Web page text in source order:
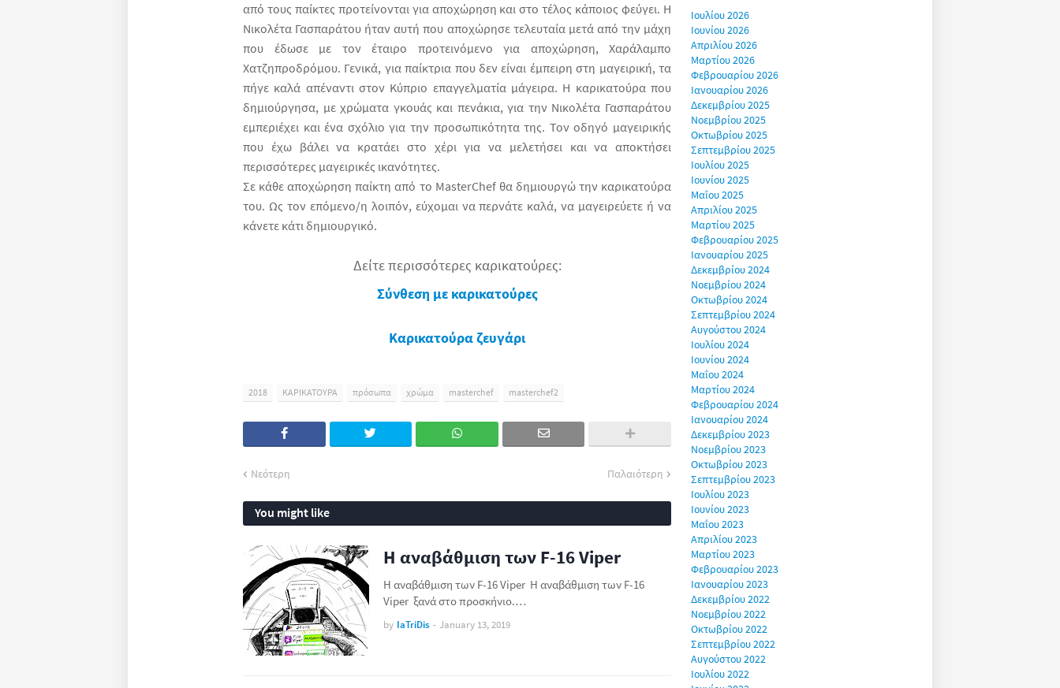
από τους παίκτες προτείνονται για αποχώρηση και στο τέλος κάποιος φεύγει. Η
Νικολέτα Γασπαράτου ήταν αυτή που αποχώρησε τελευταία μετά από την μάχη
που έδωσε με τον έταιρο προτεινόμενο για αποχώρηση, Χαράλαμπο
Χατζηπροδρόμου. Γενικά, για παίκτρια που δεν είναι έμπειρη στη μαγειρική, τα
πήγε καλά απέναντι στον Κύπριο επαγγελματία μάγειρα. Η καρικατούρα που
δημιούργησα, με χρώματα γκουάς και πενάκια, για την Νικολέτα Γασπαράτου
εμπεριέχει και ένα σχόλιο για την προσωπικότητα της. Τον οδηγό μαγειρικής
που έχω βάλει να κρατάει στο χέρι για να μελετήσει και να αποκτήσει
περισσότερες μαγειρικές ικανότητες.
Σε κάθε αποχώρηση παίκτη από το MasterChef θα δημιουργώ την καρικατούρα
του. Ως τον επόμενο/η λοιπόν, εύχομαι να περνάτε καλά, να μαγειρεύετε ή να
κάνετε κάτι δημιουργικό.
Δείτε περισσότερες καρικατούρες:
Σύνθεση με καρικατούρες
Καρικατούρα ζευγάρι
2018 ΚΑΡΙΚΑΤΟΥΡΑ πρόσωπα χρώμα masterchef masterchef2
Νεότερη Παλαιότερη
You might like
Η αναβάθμιση των F-16 Viper
Η αναβάθμιση των F-16 Viper Η αναβάθμιση των F-16
Viper ξανά στο προσκήνιο.…
by IaTriDis - January 13, 2019
Ιουλίου 2026
Ιουνίου 2026
Απριλίου 2026
Μαρτίου 2026
Φεβρουαρίου 2026
Ιανουαρίου 2026
Δεκεμβρίου 2025
Νοεμβρίου 2025
Οκτωβρίου 2025
Σεπτεμβρίου 2025
Ιουλίου 2025
Ιουνίου 2025
Μαΐου 2025
Απριλίου 2025
Μαρτίου 2025
Φεβρουαρίου 2025
Ιανουαρίου 2025
Δεκεμβρίου 2024
Νοεμβρίου 2024
Οκτωβρίου 2024
Σεπτεμβρίου 2024
Αυγούστου 2024
Ιουλίου 2024
Ιουνίου 2024
Μαΐου 2024
Μαρτίου 2024
Φεβρουαρίου 2024
Ιανουαρίου 2024
Δεκεμβρίου 2023
Νοεμβρίου 2023
Οκτωβρίου 2023
Σεπτεμβρίου 2023
Ιουλίου 2023
Ιουνίου 2023
Μαΐου 2023
Απριλίου 2023
Μαρτίου 2023
Φεβρουαρίου 2023
Ιανουαρίου 2023
Δεκεμβρίου 2022
Νοεμβρίου 2022
Οκτωβρίου 2022
Σεπτεμβρίου 2022
Αυγούστου 2022
Ιουλίου 2022